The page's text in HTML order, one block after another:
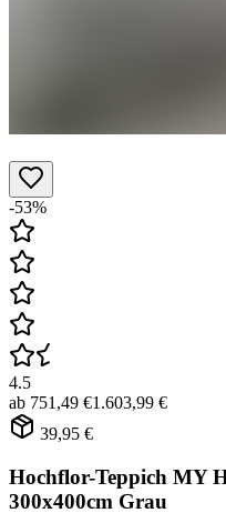
-53%
4.5
ab 751,49 €1.603,99 €
39,95 €
Hochflor-Teppich MY
300x400cm Grau